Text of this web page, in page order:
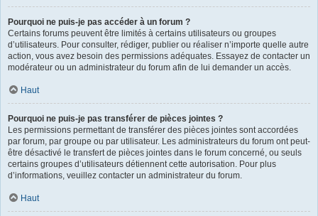
Pourquoi ne puis-je pas accéder à un forum ?
Certains forums peuvent être limités à certains utilisateurs ou groupes
d’utilisateurs. Pour consulter, rédiger, publier ou réaliser n’importe quelle autre
action, vous avez besoin des permissions adéquates. Essayez de contacter un
modérateur ou un administrateur du forum afin de lui demander un accès.
Haut
Pourquoi ne puis-je pas transférer de pièces jointes ?
Les permissions permettant de transférer des pièces jointes sont accordées
par forum, par groupe ou par utilisateur. Les administrateurs du forum ont peut-
être désactivé le transfert de pièces jointes dans le forum concerné, ou seuls
certains groupes d’utilisateurs détiennent cette autorisation. Pour plus
d’informations, veuillez contacter un administrateur du forum.
Haut